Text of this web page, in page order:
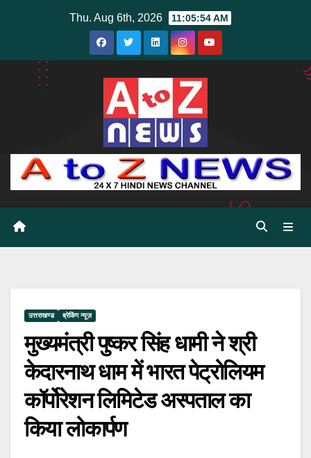
Thu. Aug 6th, 2026 11:05:56 AM
उत्तराखण्ड ब्रेकिंग न्यूज़
मुख्यमंत्री पुष्कर सिंह धामी ने श्री
केदारनाथ धाम में भारत पेट्रोलियम
कॉर्पोरेशन लिमिटेड अस्पताल का
किया लोकार्पण